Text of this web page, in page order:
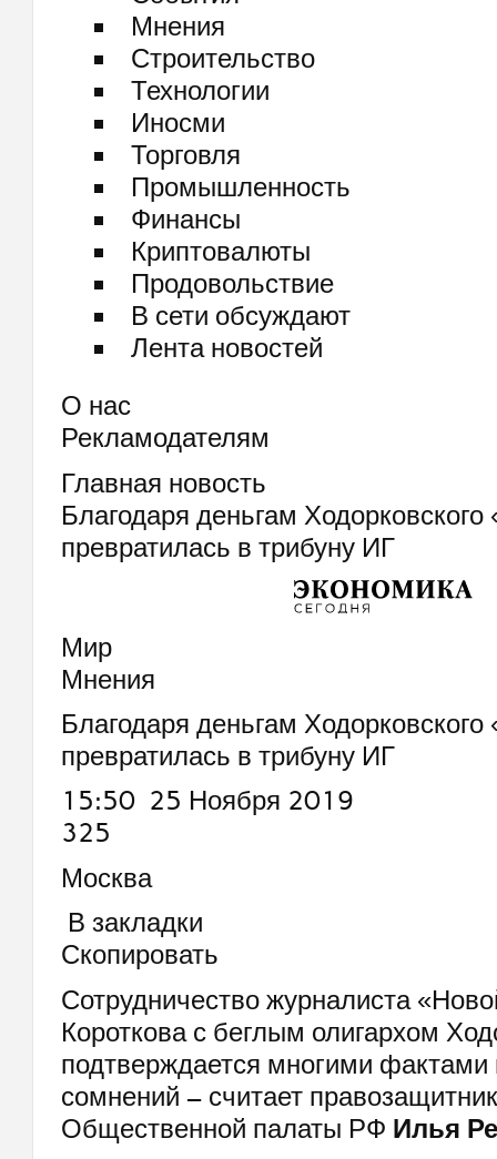
Мнения
Строительство
Технологии
Иносми
Торговля
Промышленность
Финансы
Криптовалюты
Продовольствие
В сети обсуждают
Лента новостей
О нас
Рекламодателям
Главная новость
Благодаря деньгам Ходорковского
превратилась в трибуну ИГ
Мир
Мнения
Благодаря деньгам Ходорковского
превратилась в трибуну ИГ
15:50 25 Ноября 2019
325
Москва
В закладки
Скопировать
Сотрудничество журналиста
Короткова с беглым олигархом
подтверждается многими фактами
сомнений – считает
Общественной палаты РФ Илья